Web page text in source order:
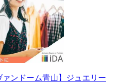
ァンドーム青山】ジュエリー